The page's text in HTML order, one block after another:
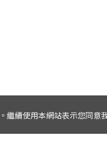
繼續使用本網站表示您同意